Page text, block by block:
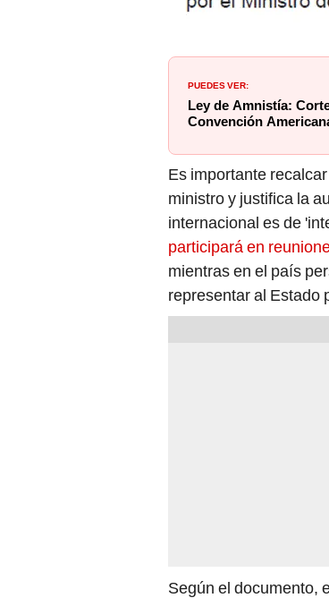
PUEDES VER:
Ley de Amnistía:
Convención
Es importante
ministro y justifica la
internacional es de
participará en
mientras en el país
representar al Estado
Según el documento,